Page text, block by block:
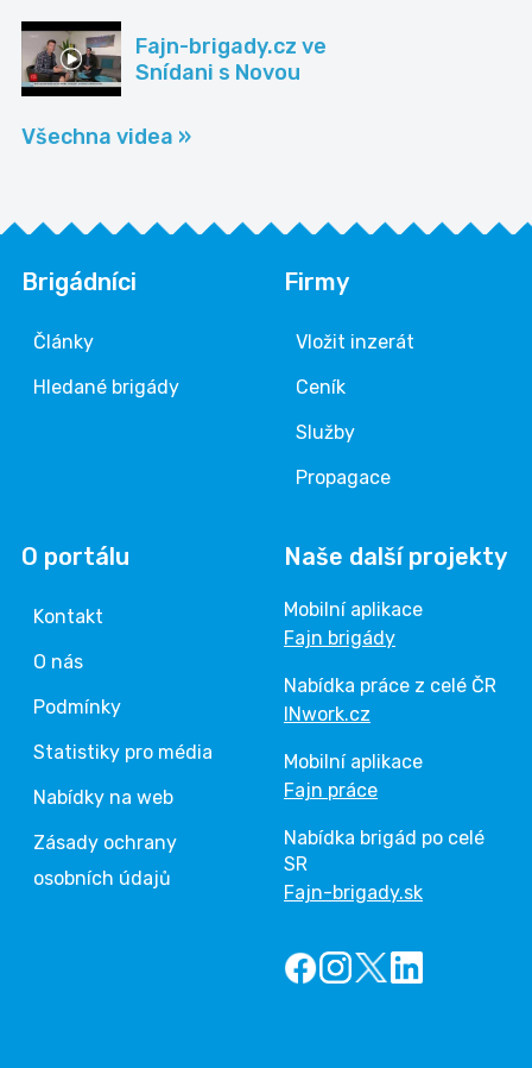
Fajn-brigady.cz ve
Snídani s Novou
Všechna videa »
Brigádníci
Články
Hledané brigády
Firmy
Vložit inzerát
Ceník
Služby
Propagace
O portálu
Kontakt
O nás
Podmínky
Statistiky pro média
Nabídky na web
Zásady ochrany
osobních údajů
Naše další projekty
Mobilní aplikace
Fajn brigády
Nabídka práce z celé ČR
INwork.cz
Mobilní aplikace
Fajn práce
Nabídka brigád po celé
SR
Fajn-brigady.sk